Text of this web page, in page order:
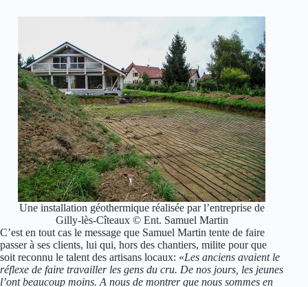
Une installation géothermique réalisée par l’entreprise de
Gilly-lès-Cîteaux © Ent. Samuel Martin
C’est en tout cas le message que Samuel Martin tente de faire
passer à ses clients, lui qui, hors des chantiers, milite pour que
soit reconnu le talent des artisans locaux: «Les anciens avaient le
réflexe de faire travailler les gens du cru. De nos jours, les jeunes
l’ont beaucoup moins. A nous de montrer que nous sommes en